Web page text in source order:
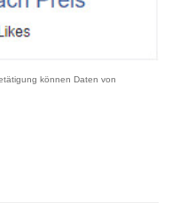
können Daten von